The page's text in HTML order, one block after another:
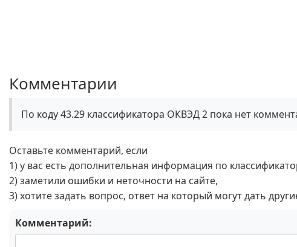
Комментарии
По коду 43.29 классификатора ОКВЭД 2 пока нет
Оставьте комментарий, если
1) у вас есть дополнительная информация по
2) заметили ошибки и неточности на сайте,
3) хотите задать вопрос, ответ на который могут дать
Комментарий: